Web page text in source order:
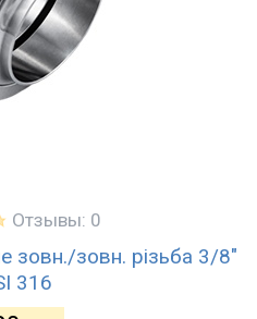
Отзывы: 0
зовн./зовн. різьба 3/8"
316